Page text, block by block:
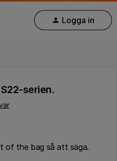
Logga in
serien.
of the bag så att säga.